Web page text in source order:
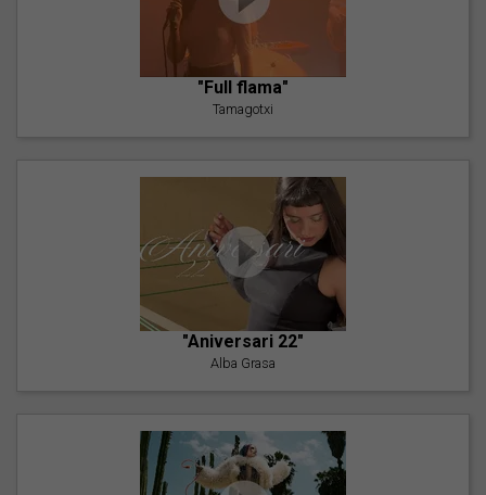
"Full flama"
Tamagotxi
"Aniversari 22"
Alba Grasa